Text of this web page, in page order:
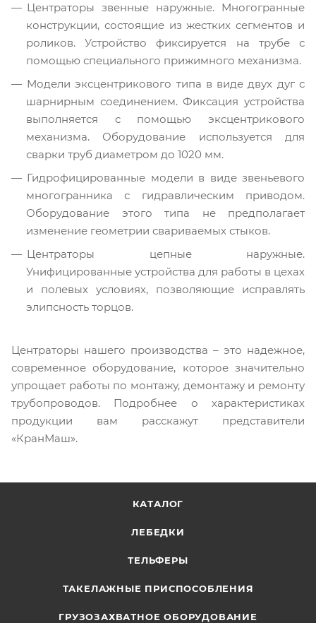
Центраторы звенные наружные. Многогранные
конструкции, состоящие из жестких сегментов и
роликов. Устройство фиксируется на трубе с
помощью специального прижимного механизма.
Модели эксцентрикового типа в виде двух дуг с
шарнирным соединением. Фиксация устройства
выполняется с помощью эксцентрикового
механизма. Оборудование используется для
сварки труб диаметром до 1020 мм.
Гидрофицированные модели в виде звеньевого
многогранника с гидравлическим приводом.
Оборудование этого типа не предполагает
изменение геометрии свариваемых стыков.
Центраторы цепные наружные.
Унифицированные устройства для работы в цехах
и полевых условиях, позволяющие исправлять
элипсность торцов.
Центраторы нашего производства – это надежное,
современное оборудование, которое значительно
упрощает работы по монтажу, демонтажу и ремонту
трубопроводов. Подробнее о характеристиках
продукции вам расскажут представители
«КранМаш».
КАТАЛОГ
ЛЕБЕДКИ
ТЕЛЬФЕРЫ
ТАКЕЛАЖНЫЕ ПРИСПОСОБЛЕНИЯ
ГРУЗОЗАХВАТНОЕ ОБОРУДОВАНИЕ